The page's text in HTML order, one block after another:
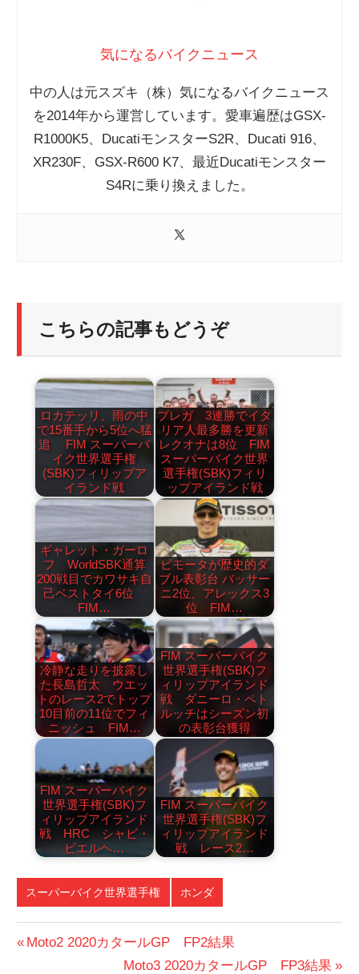
気になるバイクニュース
中の人は元スズキ（株）気になるバイクニュース
を2014年から運営しています。愛車遍歴はGSX-
R1000K5、DucatiモンスターS2R、Ducati 916、
XR230F、GSX-R600 K7、最近Ducatiモンスター
S4Rに乗り換えました。
こちらの記事もどうぞ
ロカテッリ、雨の中
で15番手から5位へ猛
追 FIM スーパーバ
イク世界選手権
(SBK)フィリップア
イランド戦
ブレガ 3連勝でイタ
リア人最多勝を更新
レクオナは8位 FIM
スーパーバイク世界
選手権(SBK)フィリ
ップアイランド戦
ギャレット・ガーロ
フ WorldSBK通算
200戦目でカワサキ自
己ベストタイ6位
FIM…
ビモータが歴史的ダ
ブル表彰台 バッサー
ニ2位、アレックス3
位 FIM…
冷静な走りを披露し
た長島哲太 ウエッ
トのレース2でトップ
10目前の11位でフィ
ニッシュ FIM…
FIM スーパーバイク
世界選手権(SBK)フ
ィリップアイランド
戦 ダニーロ・ペト
ルッチはシーズン初
の表彰台獲得
FIM スーパーバイク
世界選手権(SBK)フ
ィリップアイランド
戦 HRC シャビ・
ビエルヘ…
FIM スーパーバイク
世界選手権(SBK)フ
ィリップアイランド
戦 レース2…
スーパーバイク世界選手権 ホンダ
投
前
Moto2 2020カタールGP FP2結果
次
Moto3 2020カタールGP FP3結果